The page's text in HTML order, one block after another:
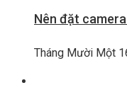
Nên đặt
Tháng Mười Một